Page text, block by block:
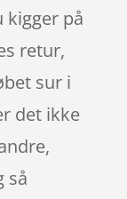
kigger på
retur,
sur i
det ikke
så